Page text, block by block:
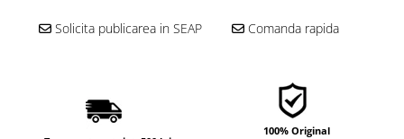
Filtre aer
Solicita publicarea in SEAP Comanda rapida
100% Original